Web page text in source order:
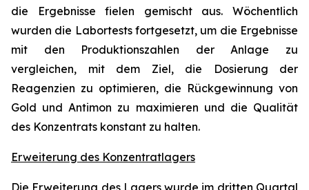
die Ergebnisse fielen gemischt aus. Wöchentlich
wurden die Labortests fortgesetzt, um die Ergebnisse
mit den Produktionszahlen der Anlage zu
vergleichen, mit dem Ziel, die Dosierung der
Reagenzien zu optimieren, die Rückgewinnung von
Gold und Antimon zu maximieren und die Qualität
des Konzentrats konstant zu halten.
Erweiterung des Konzentratlagers